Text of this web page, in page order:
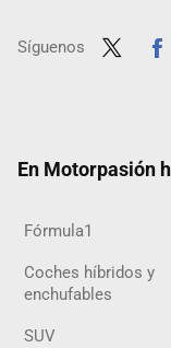
Síguenos
En Motorpasión
Fórmula1
Coches híbridos y
enchufables
SUV